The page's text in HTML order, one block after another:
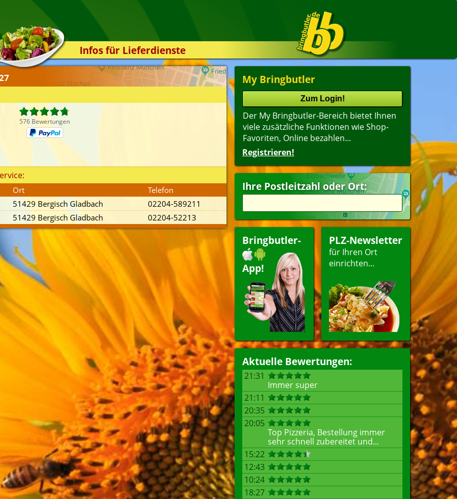
Infos für Lieferdienste
Kassensystem
Zuverlässigkeit
Übertragung
Kontakt
My Bringbutler
Der My Bringbutler-Bereich bietet Ihnen
viele zusätzliche Funktionen wie Shop-
Favoriten, Online bezahlen...
Registrieren!
Ihre Postleitzahl oder Ort:
Bringbutler-
App!
PLZ-Newsletter
für Ihren Ort
einrichten...
Aktuelle Bewertungen:
21:31
Immer super
21:11
20:35
20:05
Top Pizzeria, Bestellung immer
sehr schnell zubereitet und...
15:22
12:43
10:24
18:27
576 Bewertungen
Ort
Telefon
51429 Bergisch Gladbach
02204-589211
51429 Bergisch Gladbach 02204-52213